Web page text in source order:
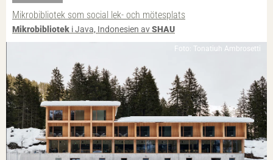
Mikrobibliotek som social lek- och mötesplats
Mikrobibliotek i Java, Indonesien avSHAU
Foto: Tonatiuh Ambrosetti